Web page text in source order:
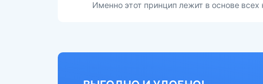
Именно этот принцип лежит в основе